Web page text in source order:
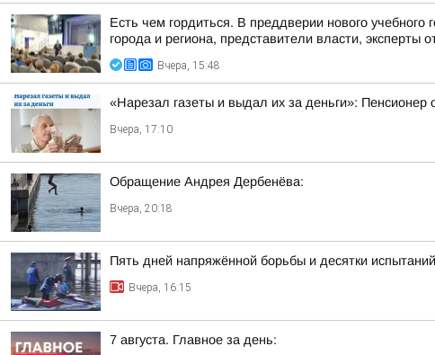
Есть чем гордиться. В преддверии нового учебного
города и региона, представители власти, эксперты
Вчера, 15:48
«Нарезал газеты и выдал их за деньги»:
Вчера, 17:10
Обращение Андрея Дербенёва:
Вчера, 20:18
Пять дней напряжённой борьбы и десятки
Вчера, 16:15
7 августа. Главное за день: